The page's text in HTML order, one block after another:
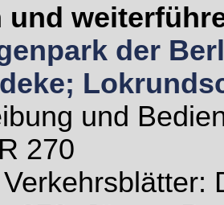
und
der
und
270